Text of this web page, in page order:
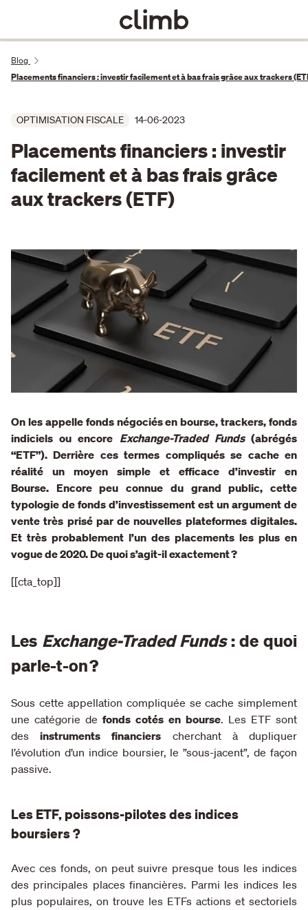
Blog
Placements financiers : investir facilement et à bas frais grâce aux trackers
OPTIMISATION FISCALE 14-06-2023
Placements financiers : investir
facilement et à bas frais grâce
aux trackers (ETF)
On les appelle fonds négociés en bourse, trackers, fonds
indiciels ou encore Exchange-Traded Funds(abrégés
“ETF”). Derrière ces termes compliqués se cache en
réalité un moyen simple et efficace d’investir en
Bourse. Encore peu connue du grand public, cette
typologie de fonds d’investissement est un argument de
vente très prisé par de nouvelles plateformes digitales.
Et très probablement l’un des placements les plus en
vogue de 2020. De quoi s’agit-il exactement ?
[[cta_top]]
Les Exchange-Traded Funds: de quoi
parle-t-on ?
Sous cette appellation compliquée se cache simplement
une catégorie de fonds cotés en bourse. Les ETF sont
des instruments financiers cherchant à dupliquer
l’évolution d’un indice boursier, le ”sous-jacent”, de façon
passive.
Les ETF, poissons-pilotes des indices
boursiers ?
Avec ces fonds, on peut suivre presque tous les indices
des principales places financières. Parmi les indices les
plus populaires, on trouve les ETFs actions et sectoriels